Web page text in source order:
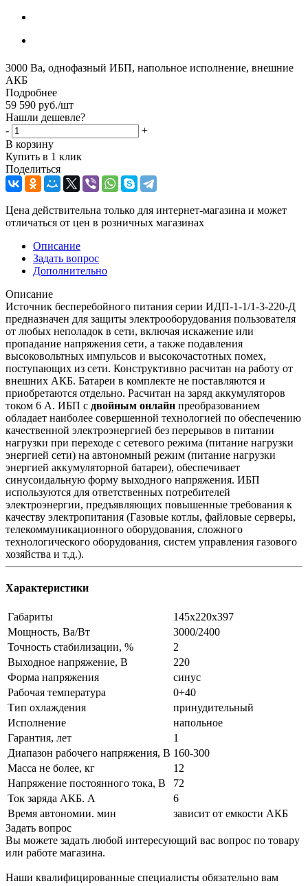
3000 Ва, однофазный ИБП, напольное исполнение, внешние
АКБ
Подробнее
59 590 руб./шт
Нашли дешевле?
-
+
В корзину
Купить в 1 клик
Поделиться
Цена действительна только для интернет-магазина и может
отличаться от цен в розничных магазинах
Описание
Задать вопрос
Дополнительно
Описание
Источник бесперебойного питания серии ИДП-1-1/1-3-220-Д
предназначен для защиты электрооборудования пользователя
от любых неполадок в сети, включая искажение или
пропадание напряжения сети, а также подавления
высоковольтных импульсов и высокочастотных помех,
поступающих из сети. Конструктивно расчитан на работу от
внешних АКБ. Батареи в комплекте не поставляются и
приобретаются отдельно. Расчитан на заряд аккумуляторов
током 6 А. ИБП с двойным онлайн преобразованием
обладает наиболее совершенной технологией по обеспечению
качественной электроэнергией без перерывов в питании
нагрузки при переходе с сетевого режима (питание нагрузки
энергией сети) на автономный режим (питание нагрузки
энергией аккумуляторной батареи), обеспечивает
синусоидальную форму выходного напряжения. ИБП
используются для ответственных потребителей
электроэнергии, предъявляющих повышенные требования к
качеству электропитания (Газовые котлы, файловые серверы,
телекоммуникационного оборудования, сложного
технологического оборудования, систем управления газового
хозяйства и т.д.).
Характеристики
Габариты
145х220х397
Мощность, Ва/Вт
3000/2400
Точность стабилизации, %
2
Выходное напряжение, В
220
Форма напряжения
синус
Рабочая температура
0+40
Тип охлаждения
принудительный
Исполнение
напольное
Гарантия, лет
1
Диапазон рабочего напряжения, В 160-300
Масса не более, кг
12
Напряжение постоянного тока, В
72
Ток заряда АКБ. А
6
Время автономии. мин
зависит от емкости АКБ
Задать вопрос
Вы можете задать любой интересующий вас вопрос по товару
или работе магазина.
Наши квалифицированные специалисты обязательно вам